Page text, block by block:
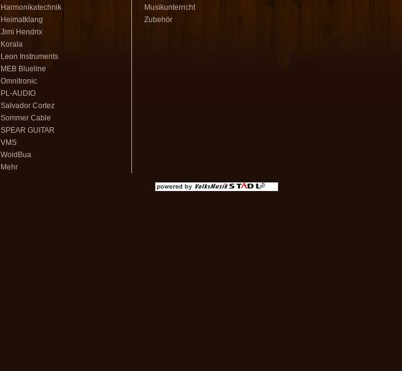
Harmonikatechnik
Heimatklang
Jimi Hendrix
Korala
Leon Instruments
MEB Blueline
Omnitronic
PL-AUDIO
Salvador Cortez
Sommer Cable
SPEAR GUITAR
VMS
WoidBua
Mehr
Musikunterricht
Zubehör